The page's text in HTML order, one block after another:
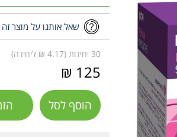
שאל אותנו על מוצר זה
30 יחידות (4.17 ₪ ליחידה)
125 ₪
הוסף לסל